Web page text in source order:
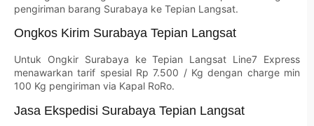
pengiriman barang Surabaya ke Tepian Langsat.
Ongkos Kirim Surabaya Tepian Langsat
Untuk Ongkir Surabaya ke Tepian Langsat Line7 Express
menawarkan tarif spesial Rp 7.500 / Kg dengan charge min
100 Kg pengiriman via Kapal RoRo.
Jasa Ekspedisi Surabaya Tepian Langsat